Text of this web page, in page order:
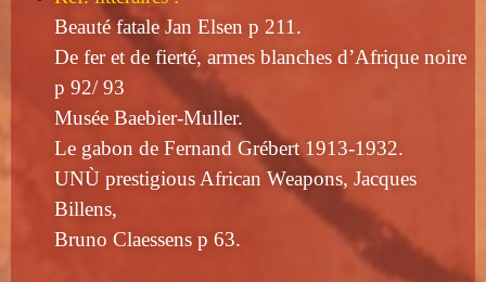
Beauté fatale Jan Elsen p 211.
De fer et de fierté, armes blanches d’Afrique noire
p 92/ 93
Musée Baebier-Muller.
Le gabon de Fernand Grébert 1913-1932.
UNÙ prestigious African Weapons, Jacques
Billens,
Bruno Claessens p 63.